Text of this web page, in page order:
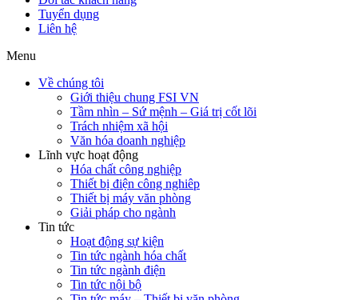
Tuyển dụng
Liên hệ
Menu
Về chúng tôi
Giới thiệu chung FSI VN
Tầm nhìn – Sứ mệnh – Giá trị cốt lõi
Trách nhiệm xã hội
Văn hóa doanh nghiệp
Lĩnh vực hoạt động
Hóa chất công nghiệp
Thiết bị điện công nghiêp
Thiết bị máy văn phòng
Giải pháp cho ngành
Tin tức
Hoạt động sự kiện
Tin tức ngành hóa chất
Tin tức ngành điện
Tin tức nội bộ